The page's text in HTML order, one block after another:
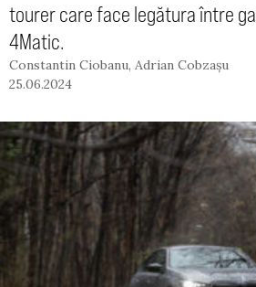
tourer care face legătura între
4Matic.
Constantin Ciobanu, Adrian Cobzașu
25.06.2024